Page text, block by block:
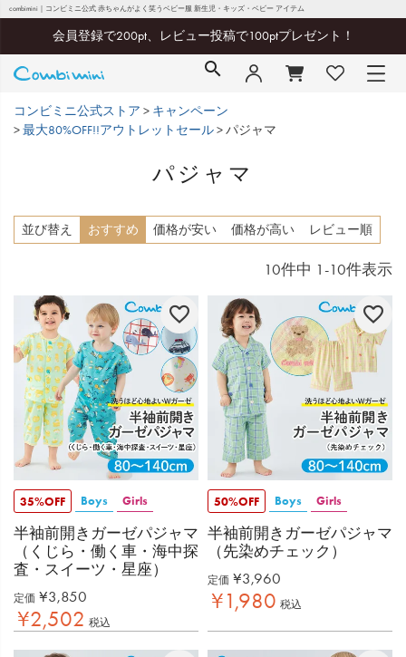
combimini｜コンビミニ公式 赤ちゃんがよく笑うベビー服 新生児・キッズ・ベビー アイテム
会員登録で200pt、レビュー投稿で100ptプレゼント！
コンビミニ公式ストア
キャンペーン
最大80%OFF!!アウトレットセール
パジャマ
パジャマ
並び替え おすすめ 価格が安い 価格が高い レビュー順
10件中 1 -10件表示
35%OFF Boys Girls
半袖前開きガーゼパジャマ
（くじら・働く車・海中探
査・スイーツ・星座）
定価 ¥3,850
¥2,502 税込
50%OFF Boys Girls
半袖前開きガーゼパジャマ
（先染めチェック）
定価 ¥3,960
¥1,980 税込